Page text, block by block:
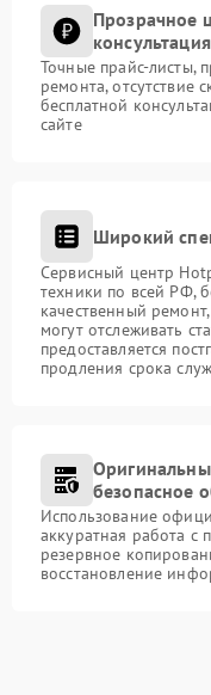
Прозрачное
консультация
Точные прайс-листы,
ремонта, отсутствие
бесплатной
сайте
Широкий
Сервисный центр
техники по всей РФ,
качественный
могут отслеживать
предоставляется
продления срока
безопасное
Использование
аккуратная работа с
резервное
восстановление